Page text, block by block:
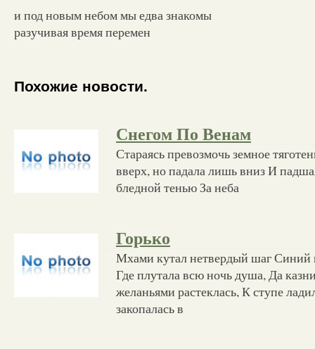
и под новым небом мы едва знакомы
разучивая время перемен
Похожие новости.
Снегом По Венам
Стараясь превозмочь земное
вверх, но падала лишь вниз И
бледной тенью За неба
Горько
Мхами кутал нетвердый шаг Синий
Где плутала всю ночь душа, Да
желаньями растеклась, К ступе
закопалась в